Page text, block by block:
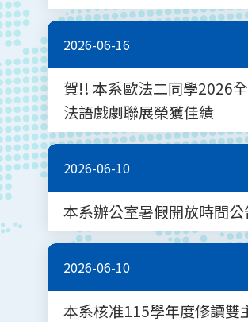
2026-06-16
賀!! 本系歐法二同學2026
法語戲劇聯展榮獲佳績
2026-06-10
本系辦公室暑假開放時間公
2026-06-10
本系核准115學年度修讀雙